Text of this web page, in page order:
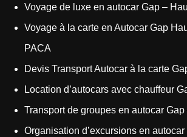
Voyage de luxe en autocar Gap –
Voyage à la carte en Autocar Gap
PACA
Devis Transport Autocar à la carte
Location d’autocars avec chauffeur
Transport de groupes en autocar
Organisation d’excursions en